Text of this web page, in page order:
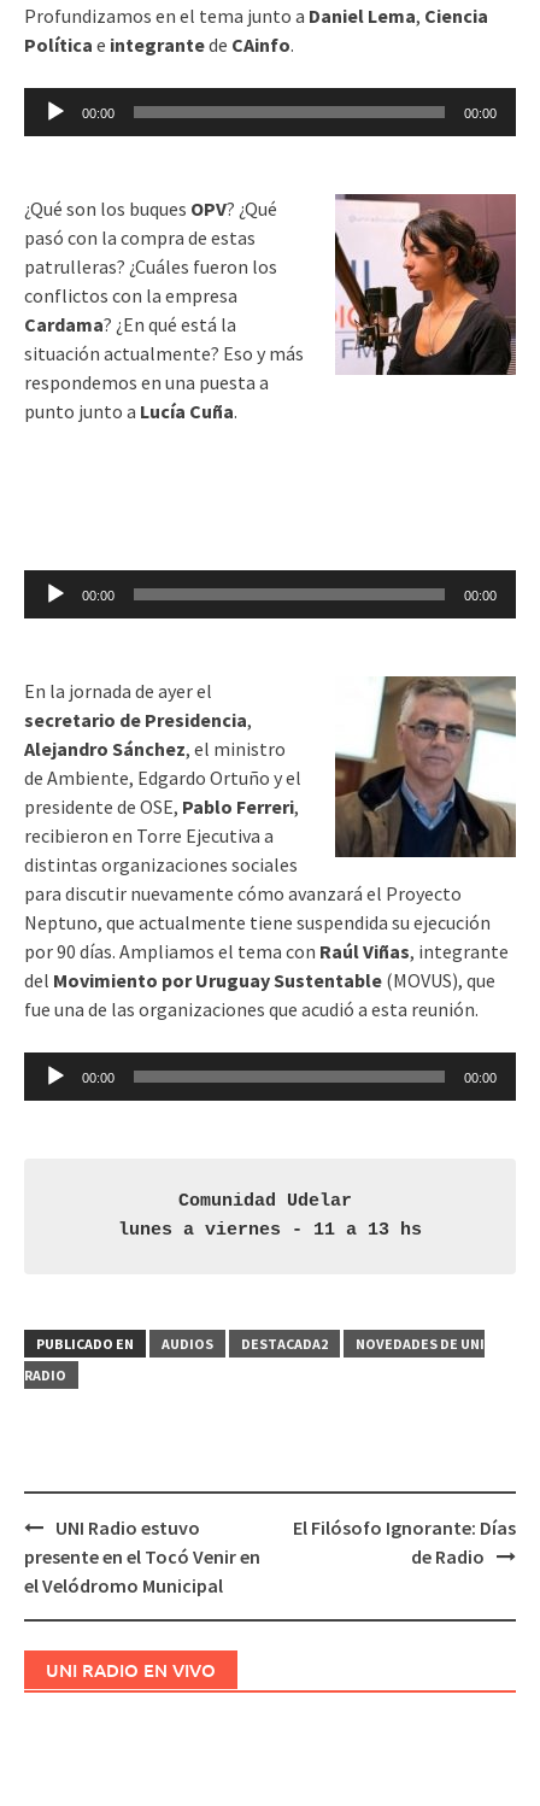
Profundizamos en el tema junto a Daniel Lema, Ciencia
Política e integrantede CAinfo.
Reproductor
00:00 00:00
¿Qué son los buques OPV? ¿Qué
pasó con la compra de estas
patrulleras? ¿Cuáles fueron los
conflictos con la empresa
Cardama? ¿En qué está la
situación actualmente? Eso y más
respondemos en una puesta a
punto junto a Lucía Cuña.
Reproductor
00:00 00:00
En la jornada de ayer el
secretario de Presidencia,
Alejandro Sánchez, el ministro
de Ambiente, Edgardo Ortuño y el
presidente de OSE, Pablo Ferreri,
recibieron en Torre Ejecutiva a
distintas organizaciones sociales
para discutir nuevamente cómo avanzará el Proyecto
Neptuno, que actualmente tiene suspendida su ejecución
por 90 días. Ampliamos el tema con Raúl Viñas, integrante
del Movimiento por Uruguay Sustentable (MOVUS), que
fue una de las organizaciones que acudió a esta reunión.
Reproductor
00:00 00:00
Comunidad Udelar
lunes a viernes - 11 a 13 hs
PUBLICADO EN AUDIOS DESTACADA2
NOVEDADES DE UNI
RADIO
Navegación
de
UNI Radio estuvo
presente en el Tocó Venir en
el Velódromo Municipal
El Filósofo Ignorante: Días
de Radio
UNI RADIO EN VIVO